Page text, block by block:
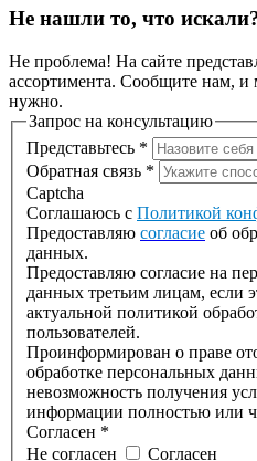
Не нашли то, что
Не проблема! На сайте
ассортимента. Сообщите нам, и
нужно.
Запрос на консультацию
Представьтесь *
Обратная связь *
Captcha
Соглашаюсь с Политикой
Предоставляю согласие об
данных.
Предоставляю согласие на
данных третьим лицам, если
актуальной политикой
пользователей.
Проинформирован о праве
обработке персональных
невозможность получения
информации полностью или
Согласен *
Не согласен
Согласен